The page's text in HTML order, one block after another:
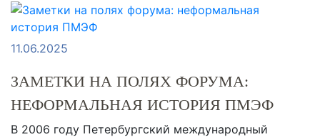
11.06.2025
ЗАМЕТКИ НА ПОЛЯХ ФОРУМА:
НЕФОРМАЛЬНАЯ ИСТОРИЯ ПМЭФ
В 2006 году Петербургский международный